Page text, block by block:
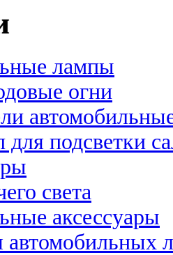
лампы
огни
подсветки
света
аксессуары
автомобильных